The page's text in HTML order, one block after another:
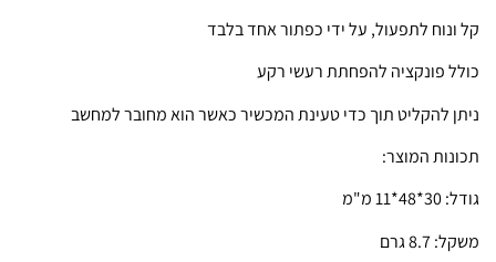
קל ונוח לתפעול, על ידי כפתור אחד בלבד
כולל פונקציה להפחתת רעשי רקע
ניתן להקליט תוך כדי טעינת המכשיר כאשר הוא מחובר למחשב
תכונות המוצר:
גודל: 30*48*11 מ"מ
משקל: 8.7 גרם